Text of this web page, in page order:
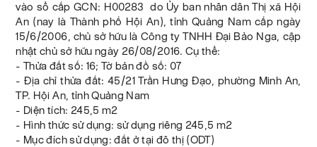
vào sổ cấp GCN: H00283 do Ủy ban nhân dân Thị xã Hội
An (nay là Thành phố Hội An), tỉnh Quảng Nam cấp ngày
15/6/2006, chủ sở hữu là Công ty TNHH Đại Bảo Nga, cập
nhật chủ sở hữu ngày 26/08/2016. Cụ thể:
- Thửa đất số: 16; Tờ bản đồ số: 07
- Địa chỉ thửa đất: 45/21 Trần Hưng Đạo, phường Minh An,
TP. Hội An, tỉnh Quảng Nam
- Diện tích: 245,5 m2
- Hình thức sử dụng: sử dụng riêng 245,5 m2
- Mục đích sử dụng: đất ở tại đô thị (ODT)